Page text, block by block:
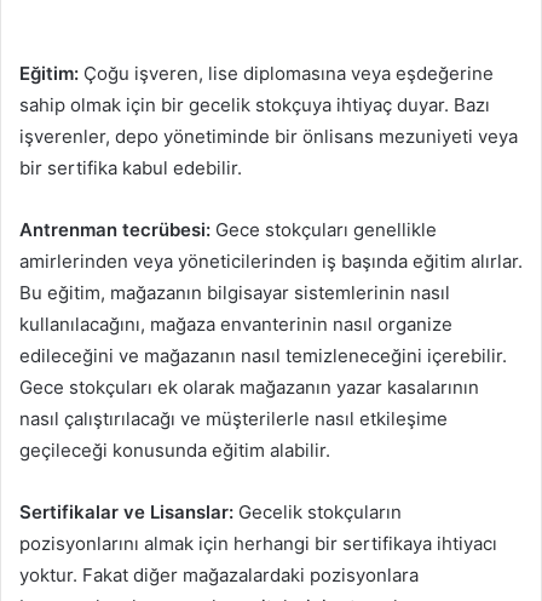
Eğitim: Çoğu işveren, lise diplomasına veya eşdeğerine
sahip olmak için bir gecelik stokçuya ihtiyaç duyar. Bazı
işverenler, depo yönetiminde bir önlisans mezuniyeti veya
bir sertifika kabul edebilir.
Antrenman tecrübesi: Gece stokçuları genellikle
amirlerinden veya yöneticilerinden iş başında eğitim alırlar.
Bu eğitim, mağazanın bilgisayar sistemlerinin nasıl
kullanılacağını, mağaza envanterinin nasıl organize
edileceğini ve mağazanın nasıl temizleneceğini içerebilir.
Gece stokçuları ek olarak mağazanın yazar kasalarının
nasıl çalıştırılacağı ve müşterilerle nasıl etkileşime
geçileceği konusunda eğitim alabilir.
Sertifikalar ve Lisanslar: Gecelik stokçuların
pozisyonlarını almak için herhangi bir sertifikaya ihtiyacı
yoktur. Fakat diğer mağazalardaki pozisyonlara